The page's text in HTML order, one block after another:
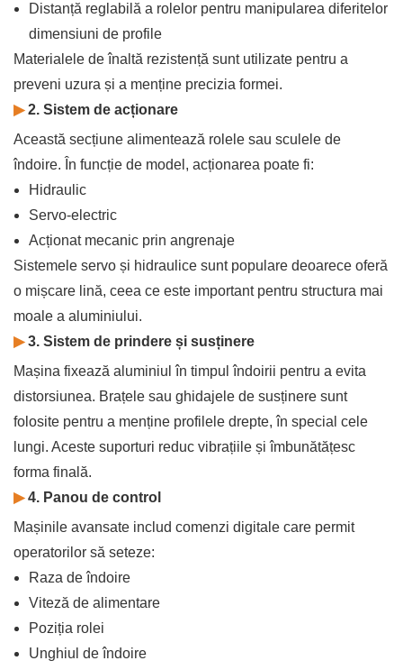
Distanță reglabilă a rolelor pentru manipularea diferitelor
dimensiuni de profile
Materialele de înaltă rezistență sunt utilizate pentru a
preveni uzura și a menține precizia formei.
▶2. Sistem de acționare
Această secțiune alimentează rolele sau sculele de
îndoire. În funcție de model, acționarea poate fi:
Hidraulic
Servo-electric
Acționat mecanic prin angrenaje
Sistemele servo și hidraulice sunt populare deoarece oferă
o mișcare lină, ceea ce este important pentru structura mai
moale a aluminiului.
▶3. Sistem de prindere și susținere
Mașina fixează aluminiul în timpul îndoirii pentru a evita
distorsiunea. Brațele sau ghidajele de susținere sunt
folosite pentru a menține profilele drepte, în special cele
lungi. Aceste suporturi reduc vibrațiile și îmbunătățesc
forma finală.
▶4. Panou de control
Mașinile avansate includ comenzi digitale care permit
operatorilor să seteze:
Raza de îndoire
Viteză de alimentare
Poziția rolei
Unghiul de îndoire